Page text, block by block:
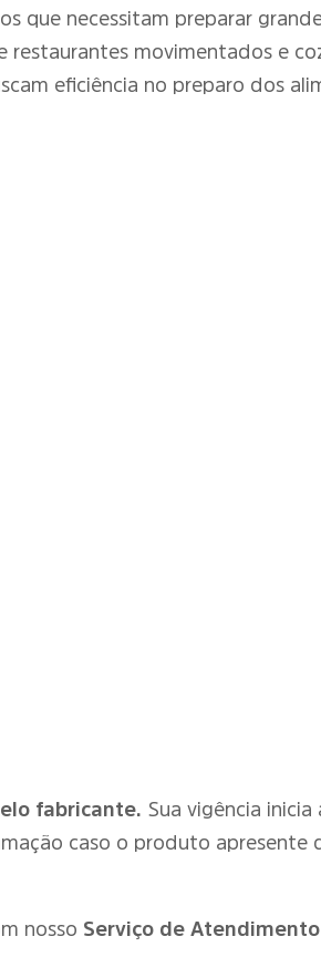
que necessitam preparar
movimentados e
eficiência no preparo dos
fabricante. Sua vigência
caso o produto
nosso Serviço de Atendimento